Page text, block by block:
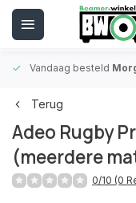
Vandaag besteld
Terug
Adeo Rugby
(meerdere
0/10 (0